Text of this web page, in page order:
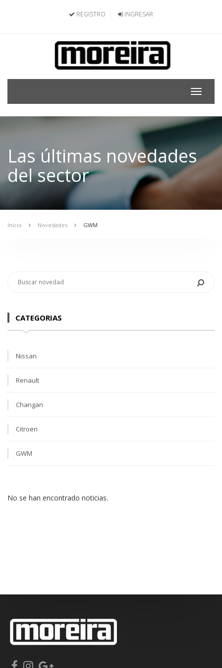
REGISTRO INGRESAR
Toggle
Las últimas novedades
del sector
Inicio Novedades GWM
CATEGORIAS
Nissan
Renault
Changan
Citroen
GWM
No se han encontrado noticias.